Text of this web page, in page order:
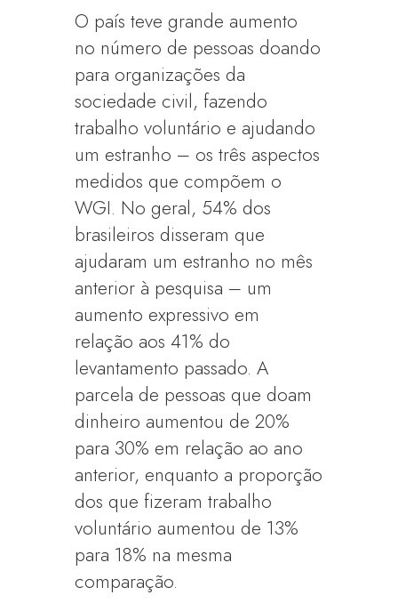
O país teve grande aumento
no número de pessoas doando
para organizações da
sociedade civil, fazendo
trabalho voluntário e ajudando
um estranho – os três aspectos
medidos que compõem o
WGI. No geral, 54% dos
brasileiros disseram que
ajudaram um estranho no mês
anterior à pesquisa – um
aumento expressivo em
relação aos 41% do
levantamento passado. A
parcela de pessoas que doam
dinheiro aumentou de 20%
para 30% em relação ao ano
anterior, enquanto a proporção
dos que fizeram trabalho
voluntário aumentou de 13%
para 18% na mesma
comparação.